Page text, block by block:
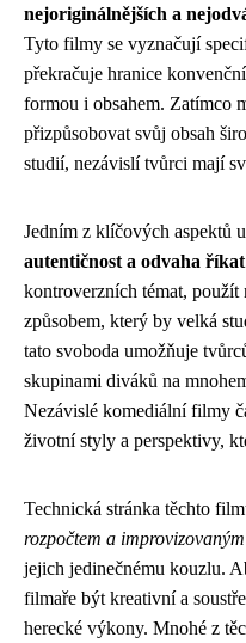
nejoriginálnějších a
Tyto filmy se vyznačují
překračuje hranice
formou i obsahem. Zatímco
přizpůsobovat svůj obsah
studií, nezávislí tvůrci mají
Jedním z klíčových aspektů
autentičnost a odvaha
kontroverzních témat, použít
způsobem, který by velká
tato svoboda umožňuje
skupinami diváků na
Nezávislé komediální filmy
životní styly a perspektivy,
Technická stránka těchto
rozpočtem a
jejich jedinečnému kouzlu.
filmaře být kreativní a
herecké výkony. Mnohé z